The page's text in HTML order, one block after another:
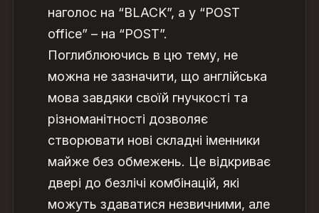
наголос на “BLACK”, а у “POST
office” – на “POST”.
Поглиблюючись в цю тему, не
можна не зазначити, що англійська
мова завдяки своїй гнучкості та
різноманітності дозволяє
створювати нові складні іменники
майже без обмежень. Це відкриває
двері до безлічі комбінацій, які
можуть здаватися незвичними, але